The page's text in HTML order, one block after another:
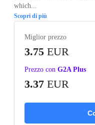
which...
Scopri di più
Miglior prezzo
3.75 EUR
Prezzo con G2A Plus
3.37 EUR